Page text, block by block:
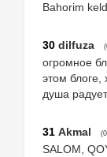
Bahorim
30 dilfuza
огромное
этом блоге,
душа
31 Akmal
SALOM,